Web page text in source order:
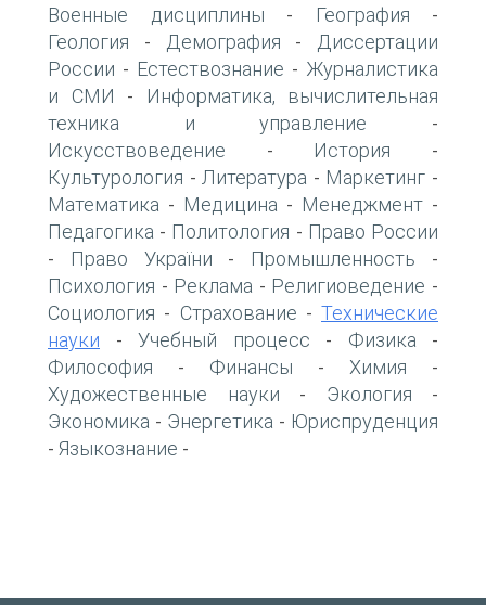
Военные дисциплины - География -
Геология - Демография -
Диссертации
России - Естествознание - Журналистика
и СМИ -
Информатика, вычислительная
техника и управление -
Искусствоведение - История -
Культурология -Литература - Маркетинг -
Математика - Медицина - Менеджмент -
Педагогика - Политология - Право России
- Право України - Промышленность -
Психология - Реклама - Религиоведение -
Социология - Страхование - Технические
науки - Учебный процесс - Физика -
Философия - Финансы - Химия -
Художественные науки - Экология -
Экономика - Энергетика - Юриспруденция
- Языкознание -